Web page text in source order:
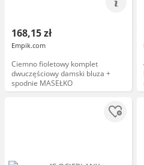
168,15 zł
Empik.com
Ciemno fioletowy komplet
dwuczęściowy damski bluza +
spodnie MASEŁKO